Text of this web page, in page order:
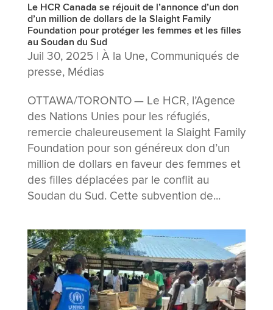
Le HCR Canada se réjouit de l’annonce d’un don
d’un million de dollars de la Slaight Family
Foundation pour protéger les femmes et les filles
au Soudan du Sud
Juil 30, 2025| À la Une, Communiqués de
presse, Médias
OTTAWA/TORONTO — Le HCR, l’Agence
des Nations Unies pour les réfugiés,
remercie chaleureusement la Slaight Family
Foundation pour son généreux don d’un
million de dollars en faveur des femmes et
des filles déplacées par le conflit au
Soudan du Sud. Cette subvention de...